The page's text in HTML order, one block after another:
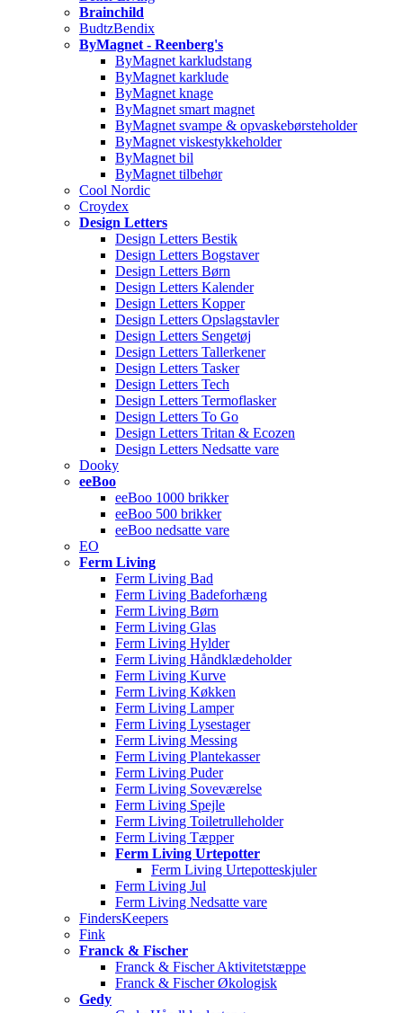
Brainchild
BudtzBendix
ByMagnet - Reenberg's
ByMagnet karkludstang
ByMagnet karklude
ByMagnet knage
ByMagnet smart magnet
ByMagnet svampe & opvaskebørsteholder
ByMagnet viskestykkeholder
ByMagnet bil
ByMagnet tilbehør
Cool Nordic
Croydex
Design Letters
Design Letters Bestik
Design Letters Bogstaver
Design Letters Børn
Design Letters Kalender
Design Letters Kopper
Design Letters Opslagstavler
Design Letters Sengetøj
Design Letters Tallerkener
Design Letters Tasker
Design Letters Tech
Design Letters Termoflasker
Design Letters To Go
Design Letters Tritan & Ecozen
Design Letters Nedsatte vare
Dooky
eeBoo
eeBoo 1000 brikker
eeBoo 500 brikker
eeBoo nedsatte vare
EO
Ferm Living
Ferm Living Bad
Ferm Living Badeforhæng
Ferm Living Børn
Ferm Living Glas
Ferm Living Hylder
Ferm Living Håndklædeholder
Ferm Living Kurve
Ferm Living Køkken
Ferm Living Lamper
Ferm Living Lysestager
Ferm Living Messing
Ferm Living Plantekasser
Ferm Living Puder
Ferm Living Soveværelse
Ferm Living Spejle
Ferm Living Toiletrulleholder
Ferm Living Tæpper
Ferm Living Urtepotter
Ferm Living Urtepotteskjuler
Ferm Living Jul
Ferm Living Nedsatte vare
FindersKeepers
Fink
Franck & Fischer
Franck & Fischer Aktivitetstæppe
Franck & Fischer Økologisk
Gedy